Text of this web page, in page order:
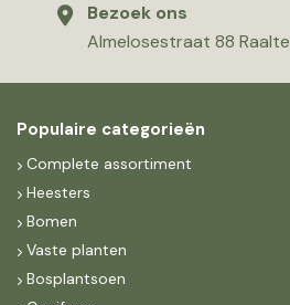
Bezoek ons
Almelosestraat 88 Raalte
Populaire categorieën
Complete assortiment
Heesters
Bomen
Vaste planten
Bosplantsoen